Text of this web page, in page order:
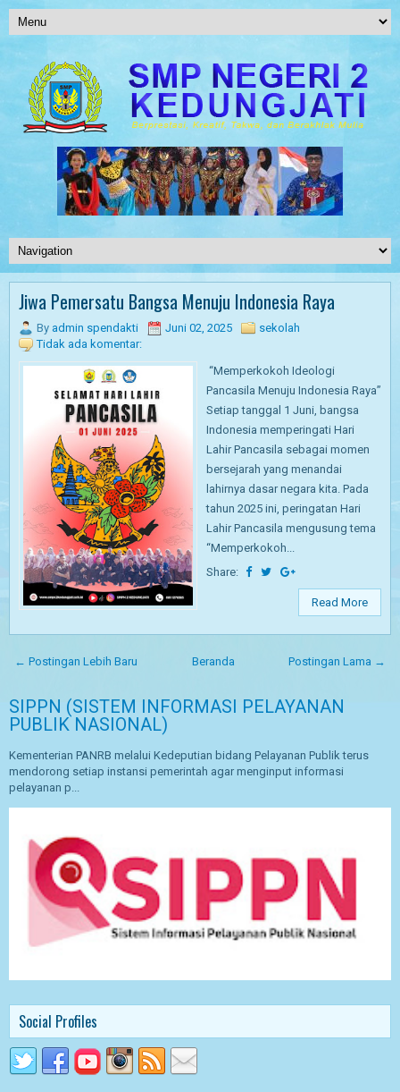
Jiwa Pemersatu Bangsa Menuju Indonesia Raya
By admin spendakti Juni 02, 2025
sekolah
Tidak ada komentar:
“Memperkokoh Ideologi
Pancasila Menuju Indonesia Raya”
Setiap tanggal 1 Juni, bangsa
Indonesia memperingati Hari
Lahir Pancasila sebagai momen
bersejarah yang menandai
lahirnya dasar negara kita. Pada
tahun 2025 ini, peringatan Hari
Lahir Pancasila mengusung tema
“Memperkokoh...
Share:
Read More
← Postingan Lebih Baru Postingan Lama →
Beranda
SIPPN (SISTEM INFORMASI PELAYANAN
PUBLIK NASIONAL)
Kementerian PANRB melalui Kedeputian bidang Pelayanan Publik terus
mendorong setiap instansi pemerintah agar menginput informasi
pelayanan p...
Social Profiles